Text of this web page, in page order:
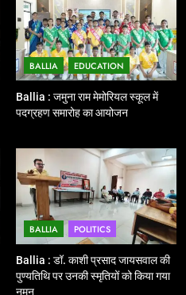
वेब कास्टिंग की तैयारी
POLITICS
बलिया रेलवे स्टेशन का अपर
ने किया निरीक्षण
पर शांति व्यवस्था को
ने किया रूट मार्च
NATIONAL
BALLIA EDUCATION
Ballia : जमुना राम मेमोरियल स्कूल में
पदग्रहण समारोह का आयोजन
BALLIA POLITICS
Ballia : डॉ. काशी प्रसाद जायसवाल की
पुण्यतिथि पर उनकी स्मृतियों को किया गया
नमन